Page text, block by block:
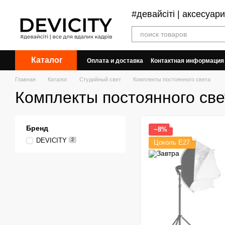
#девайсіті |
Каталог Оплата и доставка Контактная информация
Договор публичной оферты
Обмен и
Главная Каталог Студийный свет Комплекты постоянного света
Комплекты постоянного
−8%
Цоколь Е27
Бренд
DEVICITY 2